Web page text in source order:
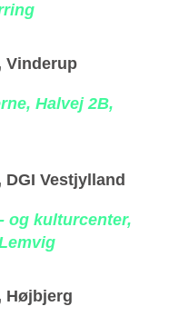
Vinderup
Halvej 2B,
Vestjylland
og kulturcenter,
Højbjerg